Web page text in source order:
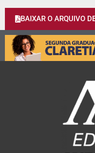
BAIXAR O ARQUIVO